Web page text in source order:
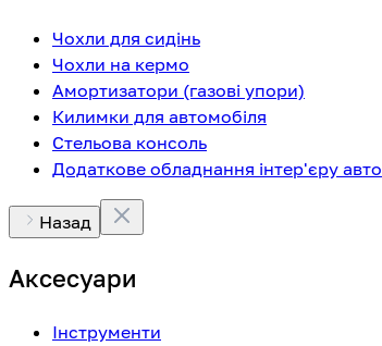
Чохли для сидінь
Чохли на кермо
Амортизатори (газові упори)
Килимки для автомобіля
Стельова консоль
Додаткове обладнання інтер'єру авто
Назад
Аксесуари
Інструменти